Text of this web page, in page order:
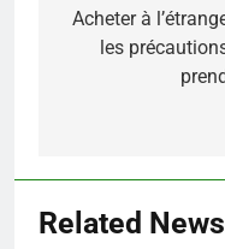
de
l’article
Acheter à
les
Related News